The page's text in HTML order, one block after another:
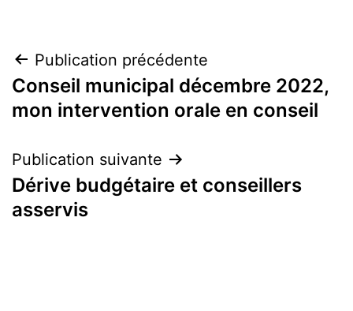
Navigation
de
Publication précédente
Conseil municipal décembre 2022,
mon intervention orale en conseil
Publication suivante
Dérive budgétaire et conseillers
asservis